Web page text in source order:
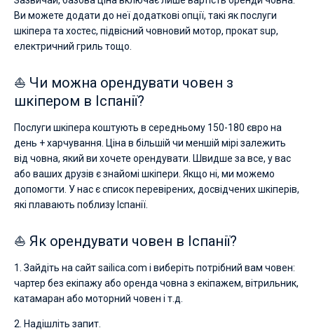
Ви можете додати до неї додаткові опції, такі як послуги
шкіпера та хостес, підвісний човновий мотор, прокат sup,
електричний гриль тощо.
⛵ Чи можна орендувати човен з
шкіпером в Іспанії?
Послуги шкіпера коштують в середньому 150-180 євро на
день + харчування. Ціна в більшій чи меншій мірі залежить
від човна, який ви хочете орендувати. Швидше за все, у вас
або ваших друзів є знайомі шкіпери. Якщо ні, ми можемо
допомогти. У нас є список перевірених, досвідчених шкіперів,
які плавають поблизу Іспанії.
⛵ Як орендувати човен в Іспанії?
1. Зайдіть на сайт sailica.com і виберіть потрібний вам човен:
чартер без екіпажу або оренда човна з екіпажем, вітрильник,
катамаран або моторний човен і т.д.
2. Надішліть запит.